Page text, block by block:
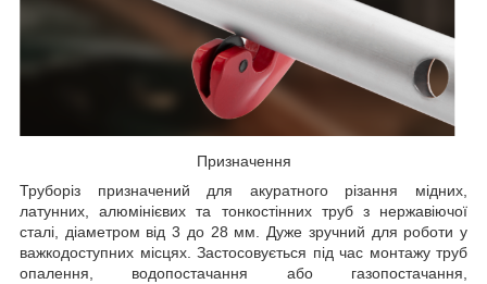
Призначення
Труборіз призначений для акуратного різання мідних,
латунних, алюмінієвих та тонкостінних труб з нержавіючої
сталі, діаметром від 3 до 28 мм. Дуже зручний для роботи у
важкодоступних місцях. Застосовується під час монтажу труб
опалення, водопостачання або газопостачання,